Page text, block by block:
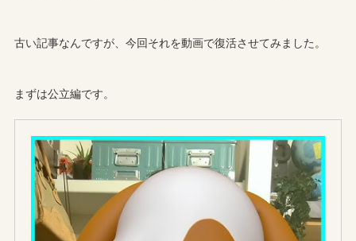
古い記事なんですが、今回それを動画で復活させてみました。
まずは公立編です。